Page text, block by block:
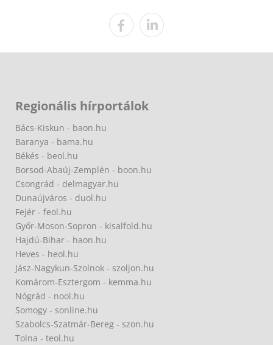
Regionális hírportálok
Bács-Kiskun - baon.hu
Baranya - bama.hu
Békés - beol.hu
Borsod-Abaúj-Zemplén - boon.hu
Csongrád - delmagyar.hu
Dunaújváros - duol.hu
Fejér - feol.hu
Győr-Moson-Sopron - kisalfold.hu
Hajdú-Bihar - haon.hu
Heves - heol.hu
Jász-Nagykun-Szolnok - szoljon.hu
Komárom-Esztergom - kemma.hu
Nógrád - nool.hu
Somogy - sonline.hu
Szabolcs-Szatmár-Bereg - szon.hu
Tolna - teol.hu